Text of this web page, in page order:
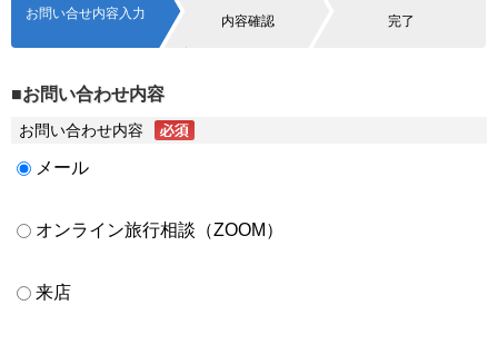
お問い合せ内容入力
内容確認
完了
■お問い合わせ内容
お問い合わせ内容
メール
オンライン旅行相談（ZOOM）
来店